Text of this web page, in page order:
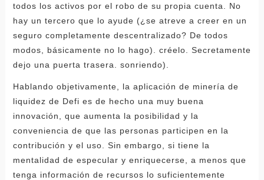
todos los activos por el robo de su propia cuenta. No
hay un tercero que lo ayude (¿se atreve a creer en un
seguro completamente descentralizado? De todos
modos, básicamente no lo hago). créelo. Secretamente
dejo una puerta trasera. sonriendo).
Hablando objetivamente, la aplicación de minería de
liquidez de Defi es de hecho una muy buena
innovación, que aumenta la posibilidad y la
conveniencia de que las personas participen en la
contribución y el uso. Sin embargo, si tiene la
mentalidad de especular y enriquecerse, a menos que
tenga información de recursos lo suficientemente